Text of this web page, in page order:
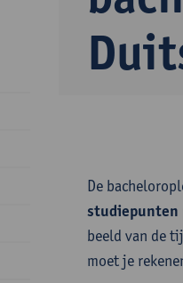
De
studiepunten
beeld van de
moet je